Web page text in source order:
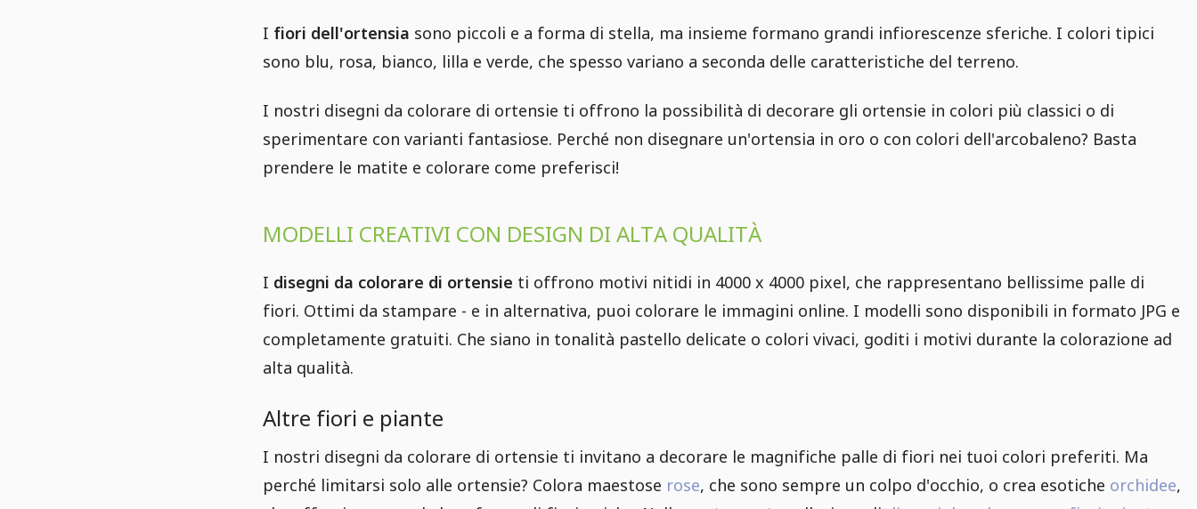
I fiori dell'ortensia sono piccoli e a forma di stella, ma insieme formano grandi infiorescenze sferiche. I colori tipici
sono blu, rosa, bianco, lilla e verde, che spesso variano a seconda delle caratteristiche del terreno.
I nostri disegni da colorare di ortensie ti offrono la possibilità di decorare gli ortensie in colori più classici o di
sperimentare con varianti fantasiose. Perché non disegnare un'ortensia in oro o con colori dell'arcobaleno? Basta
prendere le matite e colorare come preferisci!
MODELLI CREATIVI CON DESIGN DI ALTA QUALITÀ
I disegni da colorare di ortensie ti offrono motivi nitidi in 4000 x 4000 pixel, che rappresentano bellissime palle di
fiori. Ottimi da stampare - e in alternativa, puoi colorare le immagini online. I modelli sono disponibili in formato JPG e
completamente gratuiti. Che siano in tonalità pastello delicate o colori vivaci, goditi i motivi durante la colorazione ad
alta qualità.
Altre fiori e piante
I nostri disegni da colorare di ortensie ti invitano a decorare le magnifiche palle di fiori nei tuoi colori preferiti. Ma
perché limitarsi solo alle ortensie? Colora maestose rose, che sono sempre un colpo d'occhio, o crea esotiche orchidee,